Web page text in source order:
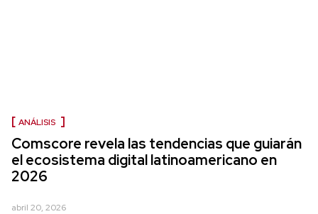
ANÁLISIS
Comscore revela las tendencias que guiarán
el ecosistema digital latinoamericano en
2026
abril 20, 2026